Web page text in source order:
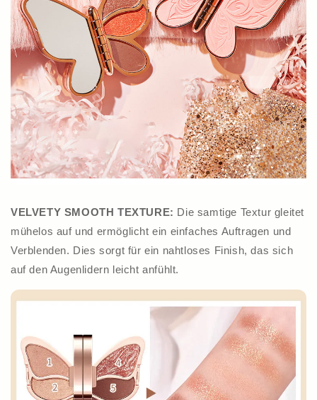
VELVETY SMOOTH TEXTURE: Die samtige Textur gleitet
mühelos auf und ermöglicht ein einfaches Auftragen und
Verblenden. Dies sorgt für ein nahtloses Finish, das sich
auf den Augenlidern leicht anfühlt.